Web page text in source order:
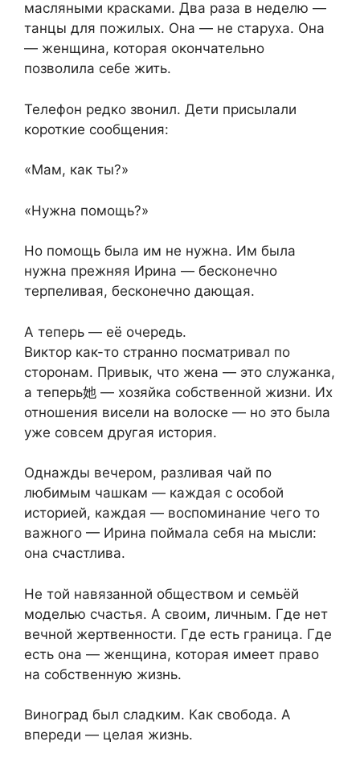
масляными красками. Два раза в неделю —
танцы для пожилых. Она — не старуха. Она
— женщина, которая окончательно
позволила себе жить.
Телефон редко звонил. Дети присылали
короткие сообщения:
«Мам, как ты?»
«Нужна помощь?»
Но помощь была им не нужна. Им была
нужна прежняя Ирина — бесконечно
терпеливая, бесконечно дающая.
А теперь — её очередь.
Виктор как-то странно посматривал по
сторонам. Привык, что жена — это служанка,
а теперь她 — хозяйка собственной жизни. Их
отношения висели на волоске — но это была
уже совсем другая история.
Однажды вечером, разливая чай по
любимым чашкам — каждая с особой
историей, каждая — воспоминание чего то
важного — Ирина поймала себя на мысли:
она счастлива.
Не той навязанной обществом и семьёй
моделью счастья. А своим, личным. Где нет
вечной жертвенности. Где есть граница. Где
есть она — женщина, которая имеет право
на собственную жизнь.
Виноград был сладким. Как свобода. А
впереди — целая жизнь.